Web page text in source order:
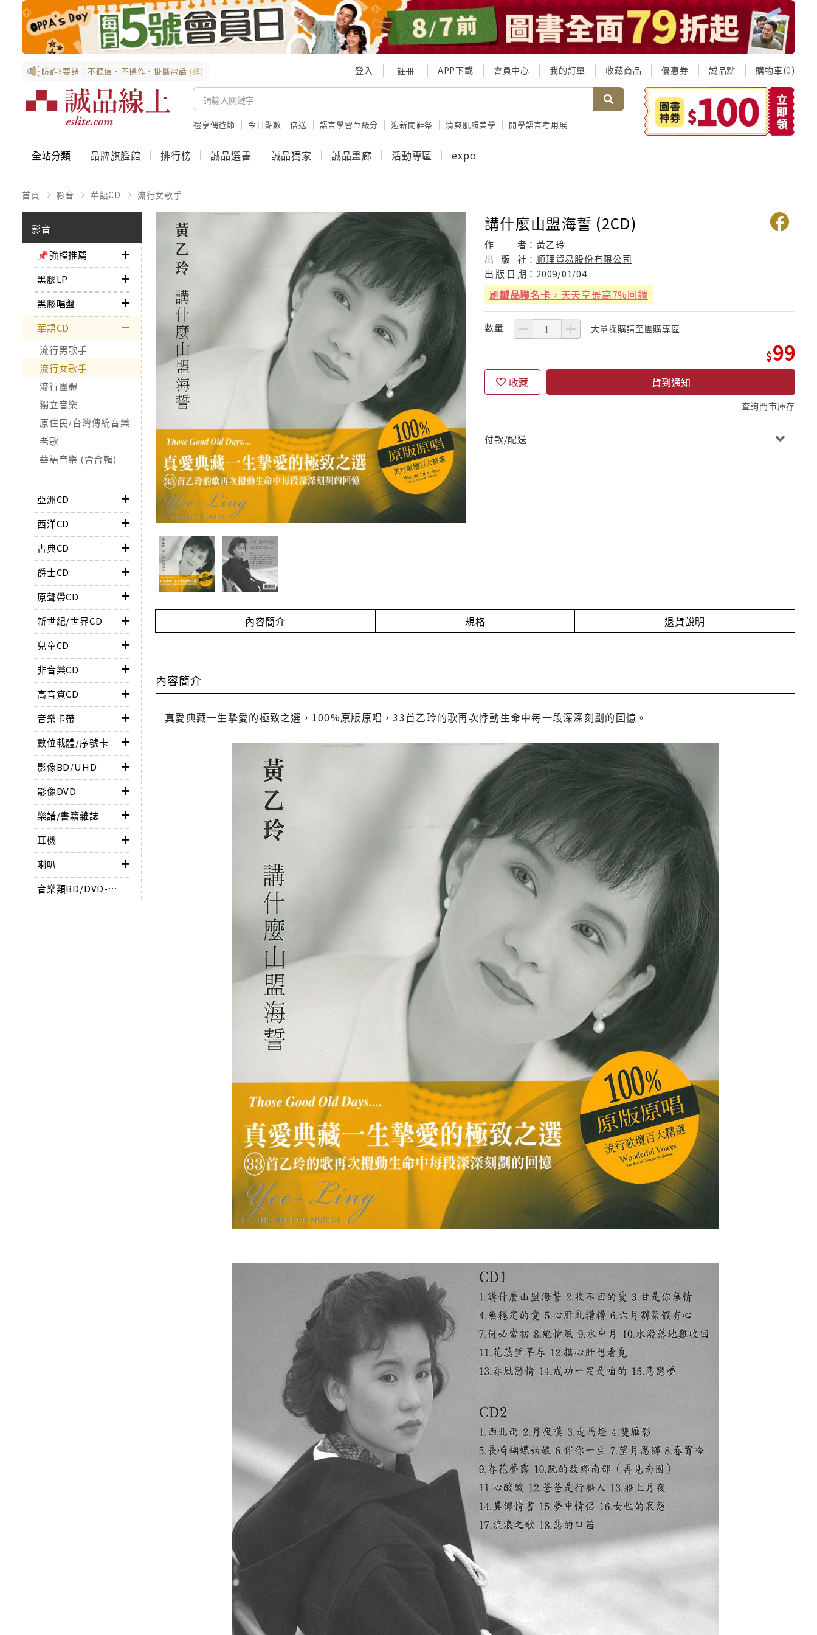
防詐3要訣：不聽信、不操作、掛斷電話 (詳) 登入 註冊 APP下載 會員中心 我的訂單 收藏商品 優惠券 誠品點 購物車(0)
禮享偶爸節 今日點數三倍送 語言學習ㄅ級分 迎新開鞋祭 清爽肌膚美學 開學語言考用展
全站分類 品牌旗艦館 排行榜 誠品選書 誠品獨家 誠品畫廊 活動專區 expo
首頁 影音 華語CD 流行女歌手
影音
📌強檔推薦
黑膠LP
黑膠唱盤
華語CD
流行男歌手
流行女歌手
流行團體
獨立音樂
原住民/台灣傳統音樂
老歌
華語音樂 (含合輯)
亞洲CD
西洋CD
古典CD
爵士CD
原聲帶CD
新世紀/世界CD
兒童CD
非音樂CD
高音質CD
音樂卡帶
數位載體/序號卡
影像BD/UHD
影像DVD
樂譜/書籍雜誌
耳機
喇叭
音樂類BD/DVD-AUDIO
講什麼山盟海誓 (2CD)
作 者：黃乙玲
出
版 社： 順理貿易股份有限公司
出 版 日 期： 2009/01/04
刷誠品聯名卡 ，天天享最高7%回饋
數量 大量採購請至團購專區
99
收藏 貨到通知
查詢門市庫存
付款/配送
內容簡介 規格 退貨說明
內容簡介
真愛典藏一生摯愛的極致之選，100%原版原唱，33首乙玲的歌再次悸動生命中每一段深深刻劃的回憶。